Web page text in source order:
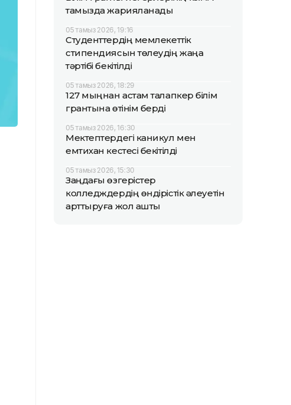
тамызда жарияланады
05 тамыз 2026, 19:16
Студенттердің мемлекеттік
стипендиясын төлеудің жаңа
тәртібі бекітілді
05 тамыз 2026, 18:29
127 мыңнан астам талапкер білім
грантына өтінім берді
05 тамыз 2026, 16:30
Мектептердегі каникул мен
емтихан кестесі бекітілді
05 тамыз 2026, 15:30
Заңдағы өзгерістер
колледждердің өндірістік әлеуетін
арттыруға жол ашты